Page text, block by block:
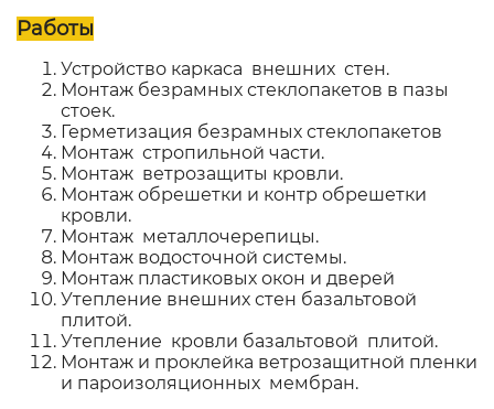
Работы
Устройство каркаса внешних стен.
Монтаж безрамных стеклопакетов в пазы
стоек.
Герметизация безрамных стеклопакетов
Монтаж стропильной части.
Монтаж ветрозащиты кровли.
Монтаж обрешетки и контр обрешетки
кровли.
Монтаж металлочерепицы.
Монтаж водосточной системы.
Монтаж пластиковых окон и дверей
Утепление внешних стен базальтовой
плитой.
Утепление кровли базальтовой плитой.
Монтаж и проклейка ветрозащитной пленки
и пароизоляционных мембран.